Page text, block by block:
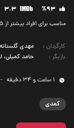
%93
3.3
مناسب برای افراد بیشتر از 15 سال
کارگردان :
مهدی گلستانه
بازیگر : حامد کمیلی،
1 ساعت و 34 دقیقه -
کمدی